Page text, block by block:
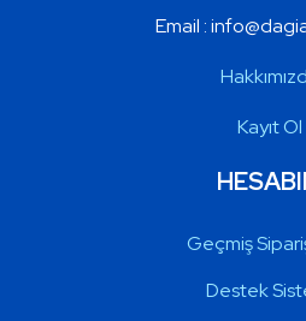
Email :
Kayıt Ol
Geçmiş
Destek